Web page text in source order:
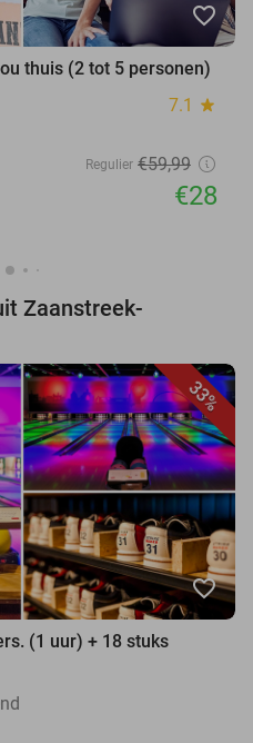
favorite_border
thuis (2 tot 5 personen)
7.1 star
Regulier €59,99
€28
Zaanstreek-
33%
favorite_border
(1 uur) + 18 stuks